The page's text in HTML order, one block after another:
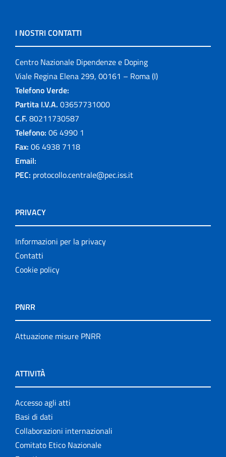
I NOSTRI CONTATTI
Centro Nazionale Dipendenze e Doping
Viale Regina Elena 299, 00161 – Roma (I)
Telefono Verde:
Partita I.V.A. 03657731000
C.F. 80211730587
Telefono: 06 4990 1
Fax: 06 4938 7118
Email:
PEC: protocollo.centrale@pec.iss.it
PRIVACY
Informazioni per la privacy
Contatti
Cookie policy
PNRR
Attuazione misure PNRR
ATTIVITÀ
Accesso agli atti
Basi di dati
Collaborazioni internazionali
Comitato Etico Nazionale